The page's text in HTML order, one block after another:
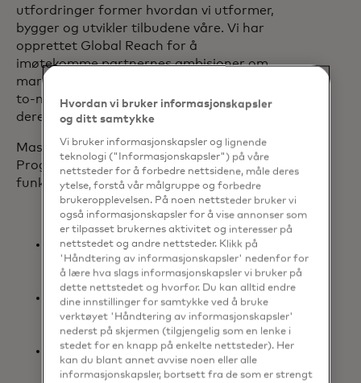
utfordringer former hvordan vi utformer,
bygger og utvikler tilbudene våre. Vi har
opprettet Global Reach for å
imøtekomme partnernes ambisjoner om
markedsekspansjon, forenkle deres "go-
to-market"-veikart og betjene kundene
deres i flere markeder i verden."
Mastercards Global Reach Partner
Program har blant annet følgende
funksjoner
Hastighet til markedet: Raskere
inntreden på det internasjonale
markedet.
Forenklede prosesser:Fjerne
barrierer og sørge for større
fleksibilitet.
Tilpasset tilnærming:Skreddersydd
til hver enkelt kundes unike behov.
Hvordan vi bruker informasjonskapsler
og ditt samtykke
Vi bruker informasjonskapsler og lignende
teknologi ("Informasjonskapsler") på våre
nettsteder for å forbedre nettsidene, måle deres
ytelse, forstå vår målgruppe og forbedre
brukeropplevelsen. På noen nettsteder bruker vi
også informasjonskapsler for å vise annonser som
er tilpasset brukernes aktivitet og interesser på
nettstedet og andre nettsteder. Klikk på
'Håndtering av informasjonskapsler' nedenfor for
å lære hva slags informasjonskapsler vi bruker på
dette nettstedet og hvorfor. Du kan alltid endre
dine innstillinger for samtykke ved å bruke
verktøyet 'Håndtering av informasjonskapsler'
nederst på skjermen (tilgjengelig som en lenke i
stedet for en knapp på enkelte nettsteder). Her
kan du blant annet avvise noen eller alle
informasjonskapsler, bortsett fra de som er strengt